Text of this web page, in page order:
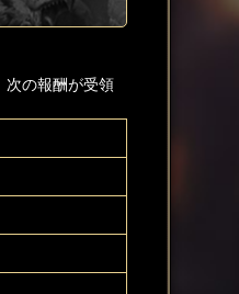
次の報酬が受領